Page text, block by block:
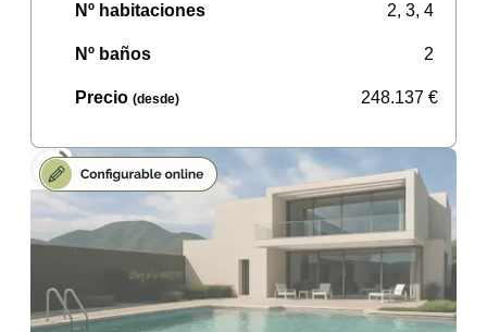
Nº habitaciones 2, 3, 4
Nº baños 2
Precio (desde) 248.137 €